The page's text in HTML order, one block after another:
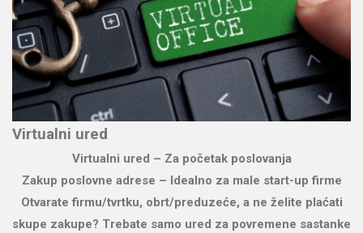
Virtualni ured
Virtualni ured – Za početak poslovanja
Zakup poslovne adrese – Idealno za male start-up firme
Otvarate firmu/tvrtku, obrt/preduzeće, a ne želite plaćati
skupe zakupe? Trebate samo ured za povremene sastanke